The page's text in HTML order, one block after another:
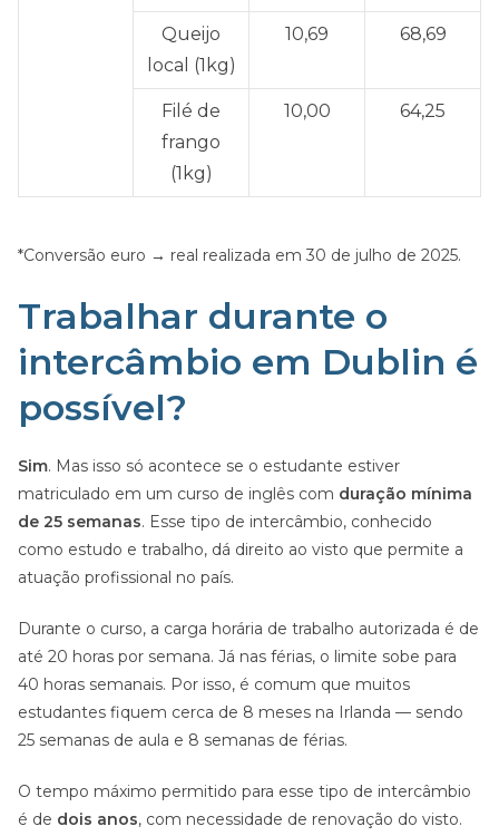
Queijo
local (1kg)
10,69 68,69
Filé de
frango
(1kg)
10,00 64,25
*Conversão euro → real realizada em 30 de julho de 2025.
Trabalhar durante o
intercâmbio em Dublin é
possível?
Sim. Mas isso só acontece se o estudante estiver
matriculado em um curso de inglês com duração mínima
de 25 semanas. Esse tipo de intercâmbio, conhecido
como estudo e trabalho, dá direito ao visto que permite a
atuação profissional no país.
Durante o curso, a carga horária de trabalho autorizada é de
até 20 horas por semana. Já nas férias, o limite sobe para
40 horas semanais. Por isso, é comum que muitos
estudantes fiquem cerca de 8 meses na Irlanda — sendo
25 semanas de aula e 8 semanas de férias.
O tempo máximo permitido para esse tipo de intercâmbio
é de dois anos, com necessidade de renovação do visto.